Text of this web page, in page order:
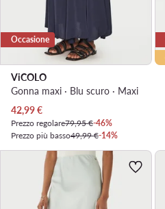
Occasione
ViCOLO
Gonna maxi · Blu scuro · Maxi
Prezzo attuale
42,99€
Prezzo regolare79,95 €-46%
Prezzo più basso49,99 €-14%